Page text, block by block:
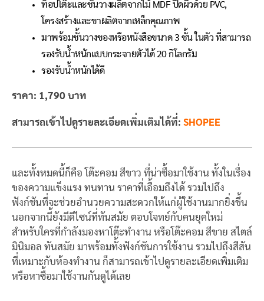
ท็อปโต๊ะและชั้นวางผลิตจากไม้ MDF ปิดผิวด้วย PVC,
โครงสร้างและขาผลิตจากเหล็กคุณภาพ
มาพร้อมชั้นวางของหรือหนังสือขนาด 3 ชั้น ในตัว ที่สามารถ
รองรับน้ำหนักแบบกระจายตัวได้ 20 กิโลกรัม
รองรับน้ำหนักได้ดี
ราคา: 1,790 บาท
สามารถเข้าไปดูรายละเอียดเพิ่มเติมได้ที่: SHOPEE
และทั้งหมดนี้ก็คือ โต๊ะคอม สีขาว ที่น่าซื้อมาใช้งาน ทั้งในเรื่อง
ของความแข็งแรง ทนทาน ราคาที่เอื้อมถึงได้ รวมไปถึง
ฟังก์ชันที่จะช่วยอำนวยความสะดวกให้แก่ผู้ใช้งานมากยิ่งขึ้น
นอกจากนี้ยังมีดีไซน์ที่ทันสมัย ตอบโจทย์กับคนยุคใหม่
สำหรับใครที่กำลังมองหาโต๊ะทำงาน หรือโต๊ะคอม สีขาย สไตล์
มินิมอล ทันสมัย มาพร้อมทั้งฟังก์ชันการใช้งาน รวมไปถึงสีสัน
ที่เหมาะกับห้องทำงาน ก็สามารถเข้าไปดูรายละเอียดเพิ่มเติม
หรือหาซื้อมาใช้งานกันดูได้เลย